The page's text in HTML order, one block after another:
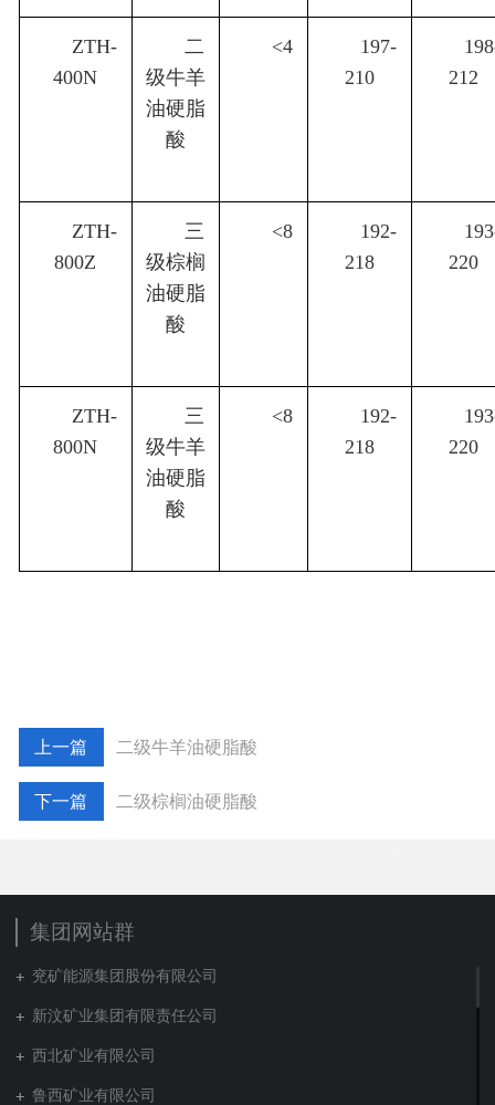
ZTH-
400N
二
级牛羊
油硬脂
酸
<4
197-
210
212
ZTH-
800Z
三
级棕榈
油硬脂
酸
<8
192-
218
220
ZTH-
800N
三
级牛羊
油硬脂
酸
<8
192-
218
220
二级牛羊油硬脂酸
二级棕榈油硬脂酸
集团网站群
兖矿能源集团股份有限公司
新汶矿业集团有限责任公司
西北矿业有限公司
鲁西矿业有限公司